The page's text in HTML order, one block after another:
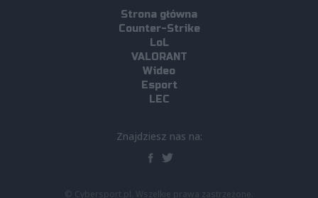
Strona główna
Counter-Strike
LoL
VALORANT
Wideo
Esport
LEC
Znajdziesz nas na: